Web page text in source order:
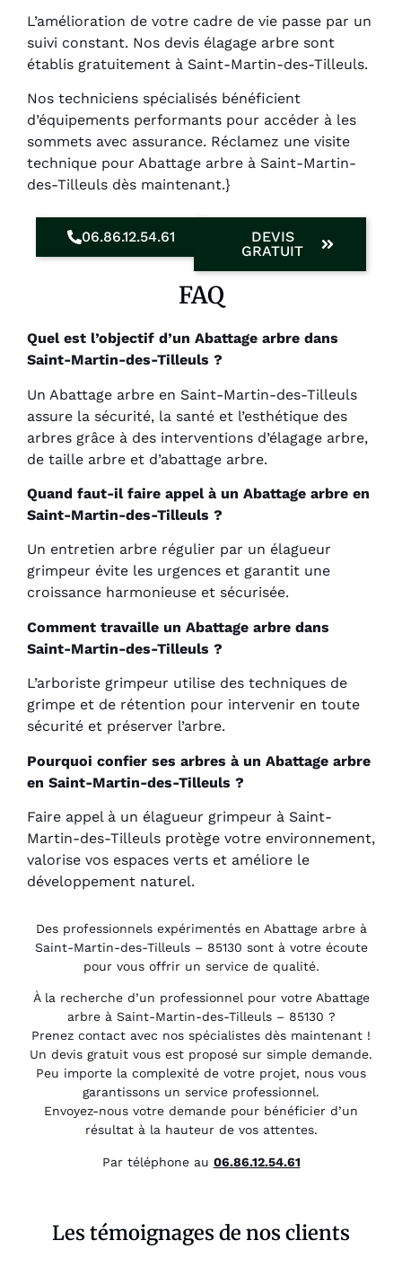
L’amélioration de votre cadre de vie passe par un
suivi constant. Nos devis élagage arbre sont
établis gratuitement à Saint-Martin-des-Tilleuls.
Nos techniciens spécialisés bénéficient
d’équipements performants pour accéder à les
sommets avec assurance. Réclamez une visite
technique pour Abattage arbre à Saint-Martin-
des-Tilleuls dès maintenant.}
06.86.12.54.61
DEVIS
GRATUIT
FAQ
Quel est l’objectif d’un Abattage arbre dans
Saint-Martin-des-Tilleuls ?
Un Abattage arbre en Saint-Martin-des-Tilleuls
assure la sécurité, la santé et l’esthétique des
arbres grâce à des interventions d’élagage arbre,
de taille arbre et d’abattage arbre.
Quand faut-il faire appel à un Abattage arbre en
Saint-Martin-des-Tilleuls ?
Un entretien arbre régulier par un élagueur
grimpeur évite les urgences et garantit une
croissance harmonieuse et sécurisée.
Comment travaille un Abattage arbre dans
Saint-Martin-des-Tilleuls ?
L’arboriste grimpeur utilise des techniques de
grimpe et de rétention pour intervenir en toute
sécurité et préserver l’arbre.
Pourquoi confier ses arbres à un Abattage arbre
en Saint-Martin-des-Tilleuls ?
Faire appel à un élagueur grimpeur à Saint-
Martin-des-Tilleuls protège votre environnement,
valorise vos espaces verts et améliore le
développement naturel.
Des professionnels expérimentés en Abattage arbre à
Saint-Martin-des-Tilleuls – 85130 sont à votre écoute
pour vous offrir un service de qualité.
À la recherche d’un professionnel pour votre Abattage
arbre à Saint-Martin-des-Tilleuls – 85130 ?
Prenez contact avec nos spécialistes dès maintenant !
Un devis gratuit vous est proposé sur simple demande.
Peu importe la complexité de votre projet, nous vous
garantissons un service professionnel.
Envoyez-nous votre demande pour bénéficier d’un
résultat à la hauteur de vos attentes.
Par téléphone au 06.86.12.54.61
Les témoignages de nos clients